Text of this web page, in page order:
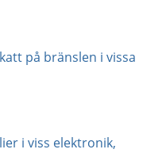
på bränslen i vissa
i viss elektronik,